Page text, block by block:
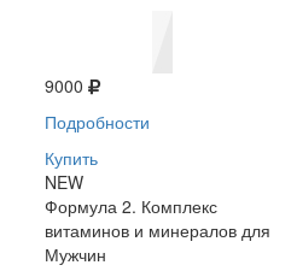
9000
Подробности
Купить
NEW
Формула 2. Комплекс
витаминов и минералов для
Мужчин